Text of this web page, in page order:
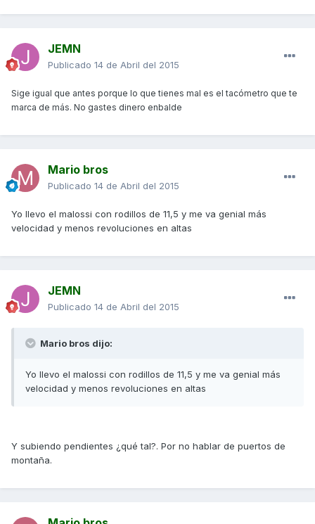
JEMN
Publicado 14 de Abril del 2015
Sige igual que antes porque lo que tienes mal es el tacómetro que te
marca de más. No gastes dinero enbalde
Mario bros
Publicado 14 de Abril del 2015
Yo llevo el malossi con rodillos de 11,5 y me va genial más
velocidad y menos revoluciones en altas
JEMN
Publicado 14 de Abril del 2015
Mario bros dijo:
Yo llevo el malossi con rodillos de 11,5 y me va genial más
velocidad y menos revoluciones en altas
Y subiendo pendientes ¿qué tal?. Por no hablar de puertos de
montaña.